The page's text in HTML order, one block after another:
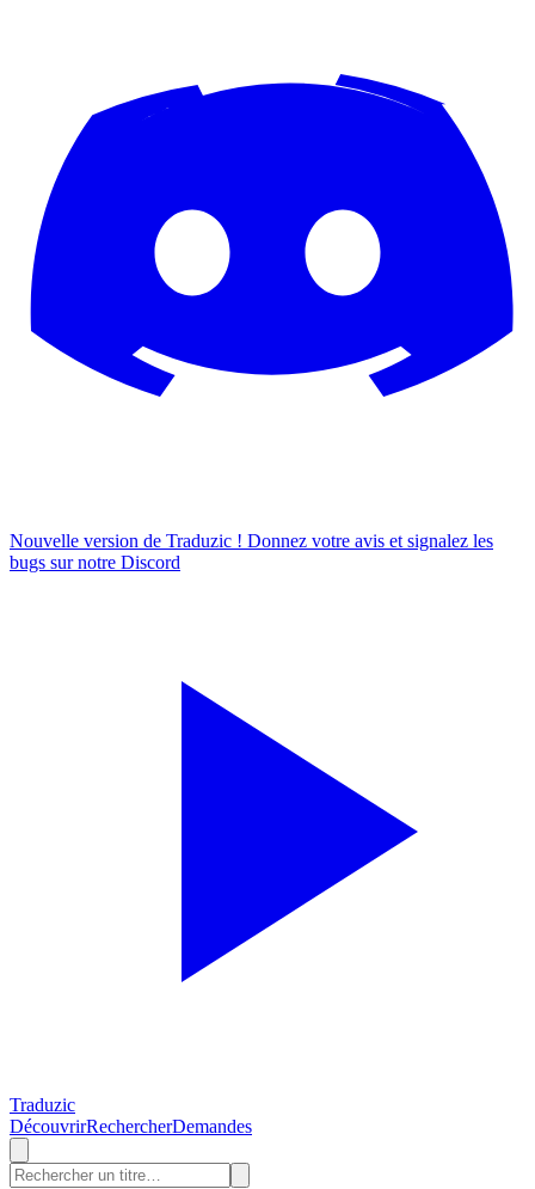
Nouvelle version de Traduzic ! Donnez votre avis et signalez les
bugs sur notre Discord
Traduzic
DécouvrirRechercherDemandes